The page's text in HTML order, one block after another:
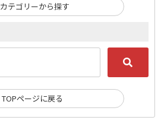
カテゴリーから探す
TOPページに戻る